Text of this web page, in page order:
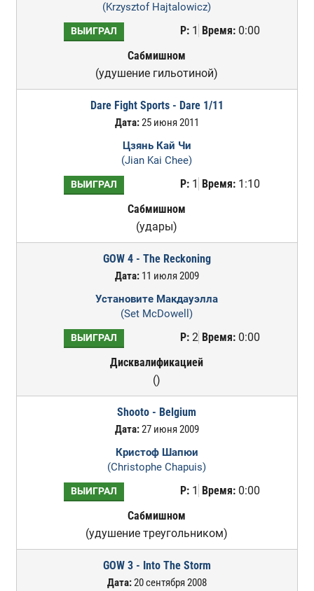
(Krzysztof Hajtalowicz)
ВЫИГРАЛ Р:1 Время:0:00
Сабмишном
(удушение гильотиной)
Dare Fight Sports - Dare 1/11
Дата:25 июня 2011
Цзянь Кай Чи
(Jian Kai Chee)
ВЫИГРАЛ Р:1 Время:1:10
Сабмишном
(удары)
GOW 4 - The Reckoning
Дата:11 июля 2009
Установите Макдауэлла
(Set McDowell)
ВЫИГРАЛ Р:2 Время:0:00
Дисквалификацией
()
Shooto - Belgium
Дата:27 июня 2009
Кристоф Шапюи
(Christophe Chapuis)
ВЫИГРАЛ Р:1 Время:0:00
Сабмишном
(удушение треугольником)
GOW 3 - Into The Storm
Дата:20 сентября 2008